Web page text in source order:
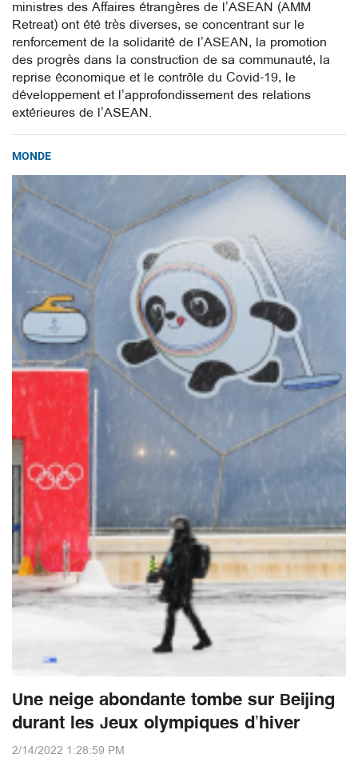
ministres des Affaires étrangères de l’ASEAN (AMM
Retreat) ont été très diverses, se concentrant sur le
renforcement de la solidarité de l’ASEAN, la promotion
des progrès dans la construction de sa communauté, la
reprise économique et le contrôle du Covid-19, le
développement et l’approfondissement des relations
extérieures de l’ASEAN.
MONDE
Une neige abondante tombe sur Beijing
durant les Jeux olympiques d’hiver
2/14/2022 1:28:59 PM